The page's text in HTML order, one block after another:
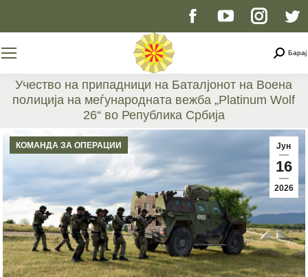
Facebook
opens
in
window
YouTube
opens
new
window
page
opens
new
window
Барај
Учество на припадници на Баталјонот на Воена
полиција на меѓународната вежба „Platinum Wolf
26“ во Република Србија
You are here:
Јун
16
2026
КОМАНДА ЗА ОПЕРАЦИИ